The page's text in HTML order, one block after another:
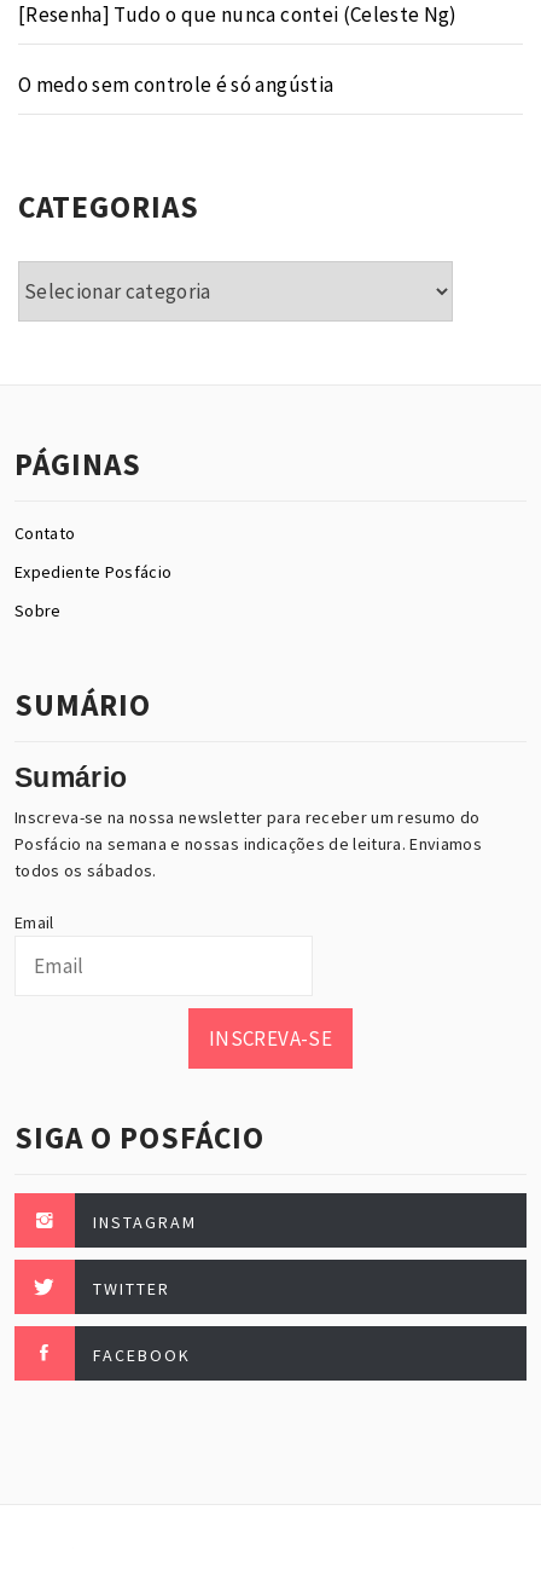
[Resenha] Tudo o que nunca contei (Celeste Ng)
O medo sem controle é só angústia
CATEGORIAS
PÁGINAS
Contato
Expediente Posfácio
Sobre
SUMÁRIO
Sumário
Inscreva-se na nossa newsletter para receber um resumo do
Posfácio na semana e nossas indicações de leitura. Enviamos
todos os sábados.
Email
INSCREVA-SE
SIGA O POSFÁCIO
INSTAGRAM
TWITTER
FACEBOOK